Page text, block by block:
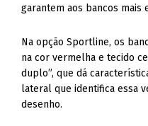
garantem aos bancos mais
Na opção Sportline, os
na cor vermelha e tecido
duplo”, que dá
lateral que identifica essa
desenho.